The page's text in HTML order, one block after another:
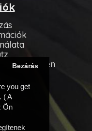
you get
( A
Ön
Bezárás